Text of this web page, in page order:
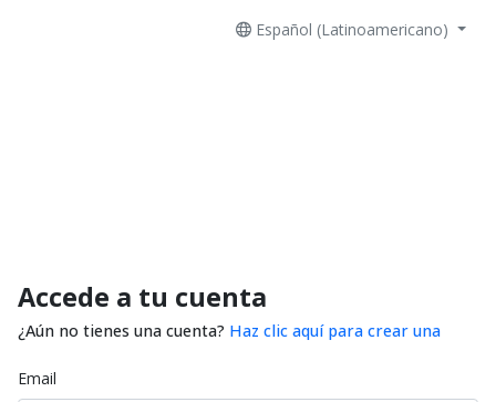
Español (Latinoamericano)
Accede a tu cuenta
¿Aún no tienes una cuenta? Haz clic aquí para crear una
Email